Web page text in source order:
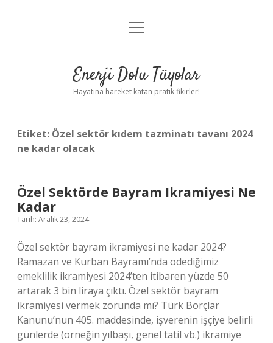
Anasayfa
Yasal Uyarı
menüyü
Enerji Dolu Tüyolar
Hayatına hareket katan pratik fikirler!
Etiket: Özel sektör kıdem tazminatı tavanı 2024
ne kadar olacak
Özel Sektörde Bayram Ikramiyesi Ne
Kadar
Tarih: Aralık 23, 2024
Özel sektör bayram ikramiyesi ne kadar 2024?
Ramazan ve Kurban Bayramı’nda ödediğimiz
emeklilik ikramiyesi 2024’ten itibaren yüzde 50
artarak 3 bin liraya çıktı. Özel sektör bayram
ikramiyesi vermek zorunda mı? Türk Borçlar
Kanunu’nun 405. maddesinde, işverenin işçiye belirli
günlerde (örneğin yılbaşı, genel tatil vb.) ikramiye